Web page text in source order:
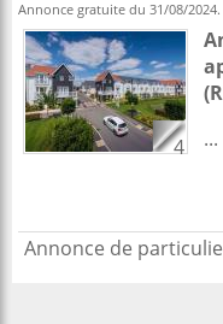
Annonce gratuite du 31/08/2024.
4
...
Annonce de